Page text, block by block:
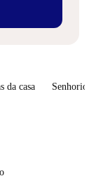
da casa Senhorio